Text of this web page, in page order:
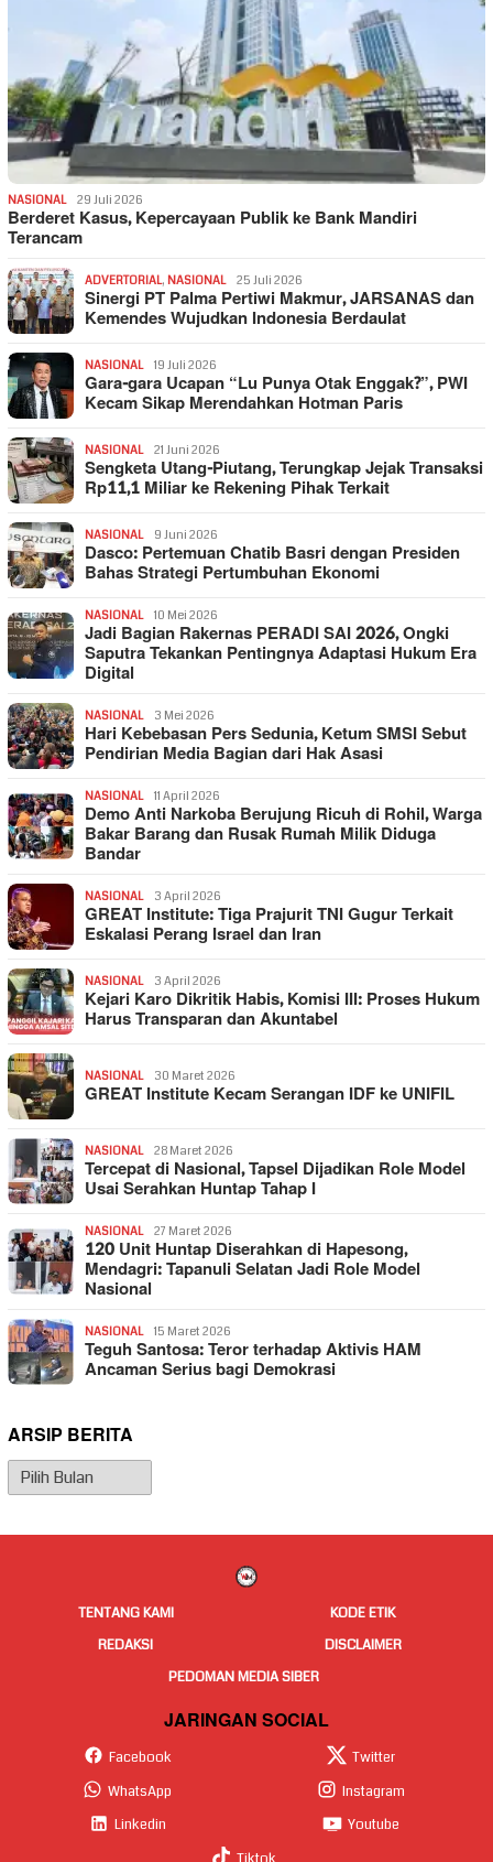
NASIONAL 29 Juli 2026
Berderet Kasus, Kepercayaan Publik ke Bank Mandiri
Terancam
ADVERTORIAL, NASIONAL 25 Juli 2026
Sinergi PT Palma Pertiwi Makmur, JARSANAS dan
Kemendes Wujudkan Indonesia Berdaulat
NASIONAL 19 Juli 2026
Gara-gara Ucapan “Lu Punya Otak Enggak?”, PWI
Kecam Sikap Merendahkan Hotman Paris
NASIONAL 21 Juni 2026
Sengketa Utang-Piutang, Terungkap Jejak Transaksi
Rp11,1 Miliar ke Rekening Pihak Terkait
NASIONAL 9 Juni 2026
Dasco: Pertemuan Chatib Basri dengan Presiden
Bahas Strategi Pertumbuhan Ekonomi
NASIONAL 10 Mei 2026
Jadi Bagian Rakernas PERADI SAI 2026, Ongki
Saputra Tekankan Pentingnya Adaptasi Hukum Era
Digital
NASIONAL 3 Mei 2026
Hari Kebebasan Pers Sedunia, Ketum SMSI Sebut
Pendirian Media Bagian dari Hak Asasi
NASIONAL 11 April 2026
Demo Anti Narkoba Berujung Ricuh di Rohil, Warga
Bakar Barang dan Rusak Rumah Milik Diduga
Bandar
NASIONAL 3 April 2026
GREAT Institute: Tiga Prajurit TNI Gugur Terkait
Eskalasi Perang Israel dan Iran
NASIONAL 3 April 2026
Kejari Karo Dikritik Habis, Komisi III: Proses Hukum
Harus Transparan dan Akuntabel
NASIONAL 30 Maret 2026
GREAT Institute Kecam Serangan IDF ke UNIFIL
NASIONAL 28 Maret 2026
Tercepat di Nasional, Tapsel Dijadikan Role Model
Usai Serahkan Huntap Tahap I
NASIONAL 27 Maret 2026
120 Unit Huntap Diserahkan di Hapesong,
Mendagri: Tapanuli Selatan Jadi Role Model
Nasional
NASIONAL 15 Maret 2026
Teguh Santosa: Teror terhadap Aktivis HAM
Ancaman Serius bagi Demokrasi
ARSIP BERITA
Arsip
Berita
TENTANG KAMI
KODE ETIK
REDAKSI
DISCLAIMER
PEDOMAN MEDIA SIBER
JARINGAN SOCIAL
Facebook
Twitter
WhatsApp
Instagram
Linkedin
Youtube